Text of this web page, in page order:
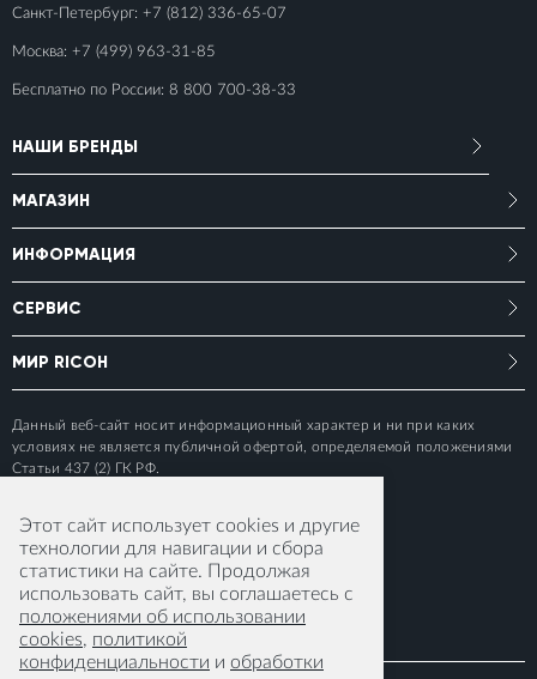
Санкт-Петербург: +7 (812) 336-65-07
Москва: +7 (499) 963-31-85
Бесплатно по России: 8 800 700-38-33
НАШИ БРЕНДЫ
МАГАЗИН
ИНФОРМАЦИЯ
СЕРВИС
МИР RICOH
Данный веб-сайт носит информационный характер и ни при каких
условиях не является публичной офертой, определяемой положениями
Статьи 437 (2) ГК РФ.
Этот сайт использует cookies и другие
технологии для навигации и сбора
статистики на сайте. Продолжая
использовать сайт, вы соглашаетесь с
положениями об использовании
cookies, политикой
конфиденциальности и обработки